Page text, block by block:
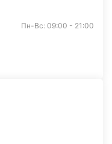
Пн-Вс: 09:00 - 21:00